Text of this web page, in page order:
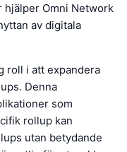
Omni Network
av digitala
roll i att expandera
Denna
som
rollup kan
utan betydande